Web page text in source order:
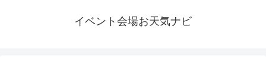
イベント会場お天気ナビ